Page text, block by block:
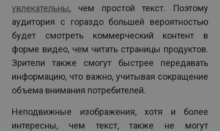
увлекательны, чем простой текст. Поэтому
аудитория с гораздо большей вероятностью
будет смотреть коммерческий контент в
форме видео, чем читать страницы продуктов.
Зрители также смогут быстрее передавать
информацию, что важно, учитывая сокращение
объема внимания потребителей.
Неподвижные изображения, хотя и более
интересны, чем текст, также не могут